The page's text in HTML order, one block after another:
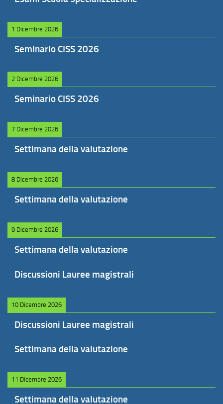
1 Dicembre 2026
Seminario CISS 2026
2 Dicembre 2026
Seminario CISS 2026
7 Dicembre 2026
Settimana della valutazione
8 Dicembre 2026
Settimana della valutazione
9 Dicembre 2026
Settimana della valutazione
Discussioni Lauree magistrali
10 Dicembre 2026
Discussioni Lauree magistrali
Settimana della valutazione
11 Dicembre 2026
Settimana della valutazione